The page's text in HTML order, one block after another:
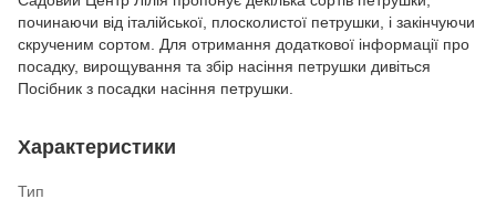
починаючи від італійської, плосколистої петрушки, і закінчуючи
скрученим сортом. Для отримання додаткової інформації про
посадку, вирощування та збір насіння петрушки дивіться
Посібник з посадки насіння петрушки.
Характеристики
Тип